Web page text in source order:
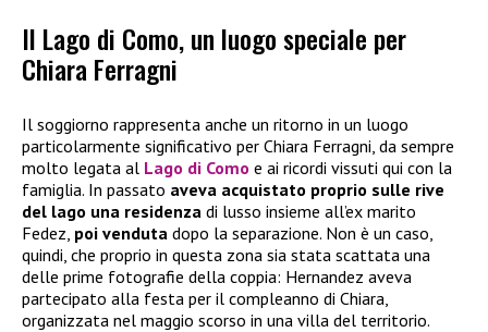
Il Lago di Como, un luogo speciale per
Chiara Ferragni
Il soggiorno rappresenta anche un ritorno in un luogo
particolarmente significativo per Chiara Ferragni, da sempre
molto legata al Lago di Como e ai ricordi vissuti qui con la
famiglia. In passato aveva acquistato proprio sulle rive
del lago una residenza di lusso insieme all’ex marito
Fedez, poi venduta dopo la separazione. Non è un caso,
quindi, che proprio in questa zona sia stata scattata una
delle prime fotografie della coppia: Hernandez aveva
partecipato alla festa per il compleanno di Chiara,
organizzata nel maggio scorso in una villa del territorio.